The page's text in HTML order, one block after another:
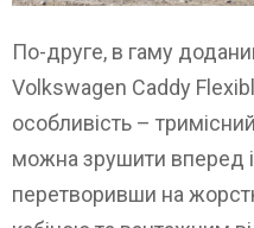
По-друге, в гаму
Volkswagen Caddy
особливість –
можна зрушити вперед
перетворивши на